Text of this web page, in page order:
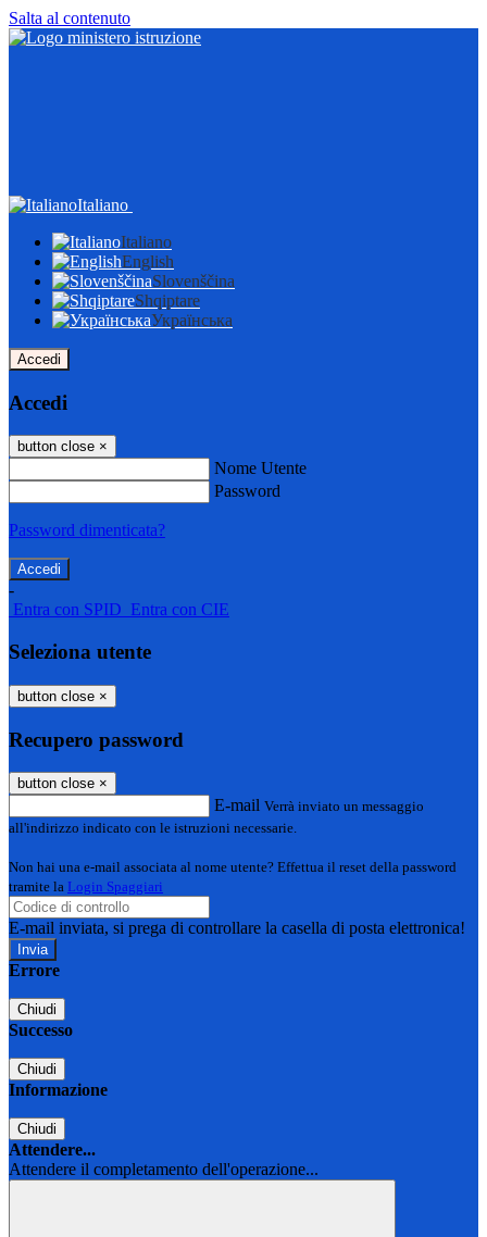
Salta al contenuto
Italiano
Italiano
English
Slovenščina
Shqiptare
Українська
Accedi
Accedi
button close ×
Nome Utente
Password
Password dimenticata?
-
Entra con SPID Entra con CIE
Seleziona utente
button close ×
Recupero password
button close ×
E-mail Verrà inviato un messaggio
all'indirizzo indicato con le istruzioni necessarie.
Non hai una e-mail associata al nome utente? Effettua il reset della password
tramite la Login Spaggiari
E-mail inviata, si prega di controllare la casella di posta elettronica!
Errore
Chiudi
Successo
Chiudi
Informazione
Chiudi
Attendere...
Attendere il completamento dell'operazione...